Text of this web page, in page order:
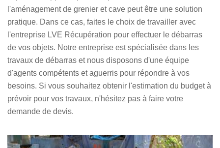
l'aménagement de grenier et cave peut être une solution
pratique. Dans ce cas, faites le choix de travailler avec
l'entreprise LVE Récupération pour effectuer le débarras
de vos objets. Notre entreprise est spécialisée dans les
travaux de débarras et nous disposons d'une équipe
d'agents compétents et aguerris pour répondre à vos
besoins. Si vous souhaitez obtenir l'estimation du budget à
prévoir pour vos travaux, n'hésitez pas à faire votre
demande de devis.